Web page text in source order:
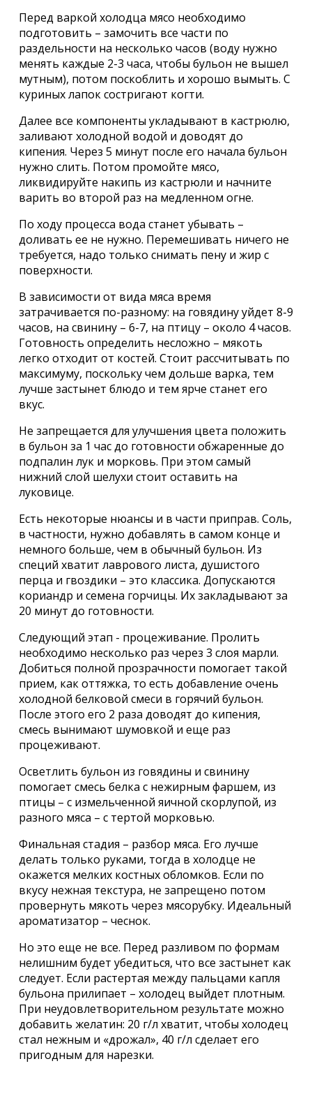
Перед варкой холодца мясо необходимо
подготовить – замочить все части по
раздельности на несколько часов (воду нужно
менять каждые 2-3 часа, чтобы бульон не вышел
мутным), потом поскоблить и хорошо вымыть. С
куриных лапок состригают когти.
Далее все компоненты укладывают в кастрюлю,
заливают холодной водой и доводят до
кипения. Через 5 минут после его начала бульон
нужно слить. Потом промойте мясо,
ликвидируйте накипь из кастрюли и начните
варить во второй раз на медленном огне.
По ходу процесса вода станет убывать –
доливать ее не нужно. Перемешивать ничего не
требуется, надо только снимать пену и жир с
поверхности.
В зависимости от вида мяса время
затрачивается по-разному: на говядину уйдет 8-9
часов, на свинину – 6-7, на птицу – около 4 часов.
Готовность определить несложно – мякоть
легко отходит от костей. Стоит рассчитывать по
максимуму, поскольку чем дольше варка, тем
лучше застынет блюдо и тем ярче станет его
вкус.
Не запрещается для улучшения цвета положить
в бульон за 1 час до готовности обжаренные до
подпалин лук и морковь. При этом самый
нижний слой шелухи стоит оставить на
луковице.
Есть некоторые нюансы и в части приправ. Соль,
в частности, нужно добавлять в самом конце и
немного больше, чем в обычный бульон. Из
специй хватит лаврового листа, душистого
перца и гвоздики – это классика. Допускаются
кориандр и семена горчицы. Их закладывают за
20 минут до готовности.
Следующий этап - процеживание. Пролить
необходимо несколько раз через 3 слоя марли.
Добиться полной прозрачности помогает такой
прием, как оттяжка, то есть добавление очень
холодной белковой смеси в горячий бульон.
После этого его 2 раза доводят до кипения,
смесь вынимают шумовкой и еще раз
процеживают.
Осветлить бульон из говядины и свинину
помогает смесь белка с нежирным фаршем, из
птицы – с измельченной яичной скорлупой, из
разного мяса – с тертой морковью.
Финальная стадия – разбор мяса. Его лучше
делать только руками, тогда в холодце не
окажется мелких костных обломков. Если по
вкусу нежная текстура, не запрещено потом
провернуть мякоть через мясорубку. Идеальный
ароматизатор – чеснок.
Но это еще не все. Перед разливом по формам
нелишним будет убедиться, что все застынет как
следует. Если растертая между пальцами капля
бульона прилипает – холодец выйдет плотным.
При неудовлетворительном результате можно
добавить желатин: 20 г/л хватит, чтобы холодец
стал нежным и «дрожал», 40 г/л сделает его
пригодным для нарезки.